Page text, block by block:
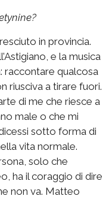
in provincia.
e la musica
raccontare qualcosa
riusciva a tirare fuori.
di me che riesce a
male o che mi
sotto forma di
vita normale.
solo che
ha il coraggio di dire
non va. Matteo